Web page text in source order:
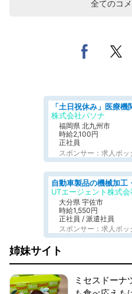
全てのコ
株式会社パソナ
福岡県 北九州市
時給2,100円
正社員
スポンサー：求人ボッ
大分県 宇佐市
時給1,550円
正社員 / 派遣社員
スポンサー：求人ボッ
姉妹サイト
ミセスドーナ